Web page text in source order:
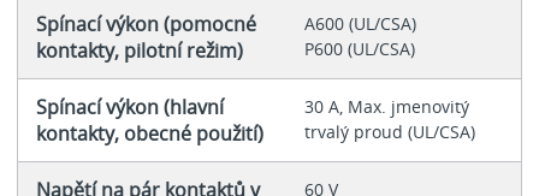
Spínací výkon (pomocné
kontakty, pilotní režim)
A600 (UL/CSA)
P600 (UL/CSA)
Spínací výkon (hlavní
kontakty, obecné použití)
30 A, Max. jmenovitý
trvalý proud (UL/CSA)
Napětí na pár kontaktů v
60 V